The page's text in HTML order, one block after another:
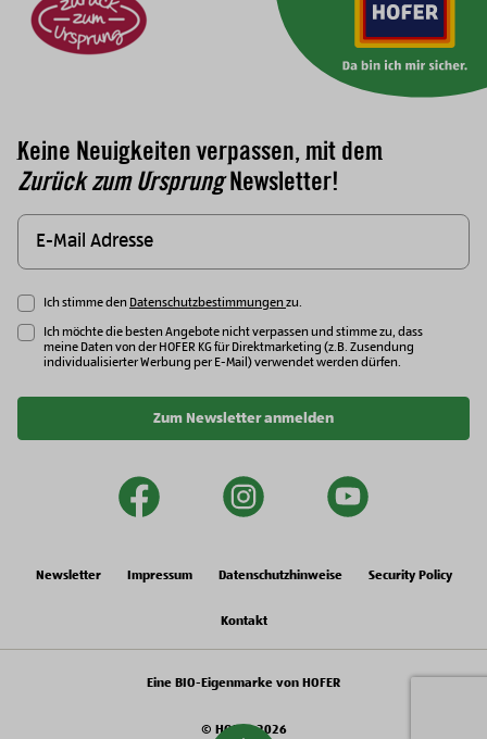
Keine Neuigkeiten verpassen, mit dem
Zurück zum UrsprungNewsletter!
Ich stimme den Datenschutzbestimmungenzu.
Ich möchte die besten Angebote nicht verpassen und stimme zu, dass
meine Daten von der HOFER KG für Direktmarketing (z.B. Zusendung
individualisierter Werbung per E-Mail) verwendet werden dürfen.
Zum Newsletter anmelden
facebookinstagram
Newsletter Impressum Datenschutzhinweise Security Policy
Kontakt
Eine BIO-Eigenmarke von HOFER
© HOFER 2026